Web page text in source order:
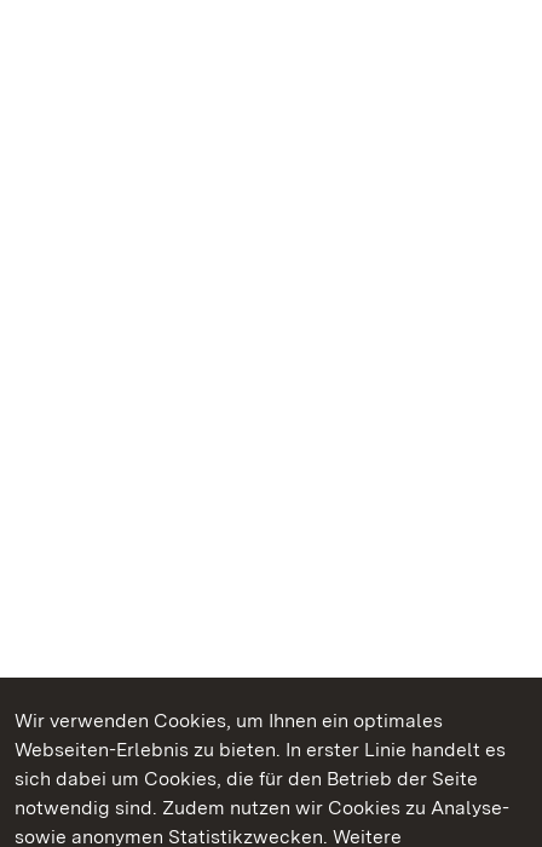
Wir verwenden Cookies, um Ihnen ein optimales
Webseiten-Erlebnis zu bieten. In erster Linie handelt es
sich dabei um Cookies, die für den Betrieb der Seite
notwendig sind. Zudem nutzen wir Cookies zu Analyse-
sowie anonymen Statistikzwecken. Weitere
Kommen. Staunen. Genießen.